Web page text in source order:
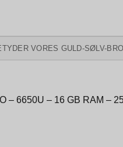
VORES GULD-SØLV-
– 6650U – 16 GB RAM –